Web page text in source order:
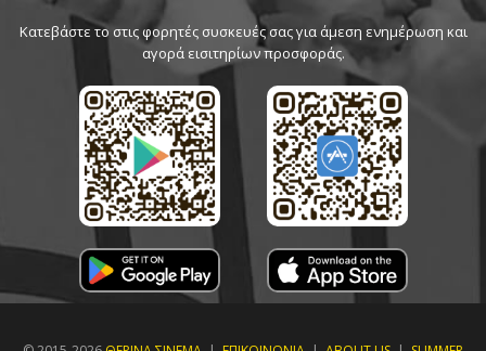
Κατεβάστε το στις φορητές συσκευές σας για άμεση ενημέρωση και
αγορά εισιτηρίων προσφοράς.